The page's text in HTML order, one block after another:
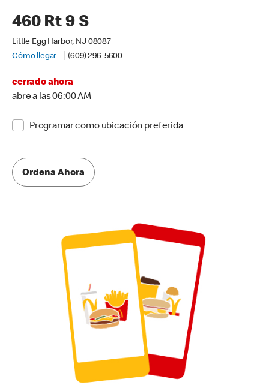
460 Rt 9 S
Little Egg Harbor, NJ 08087
Cómo llegar
(609) 296-5600
cerrado ahora
abre a las 06:00 AM
Programar como ubicación preferida
Ordena Ahora